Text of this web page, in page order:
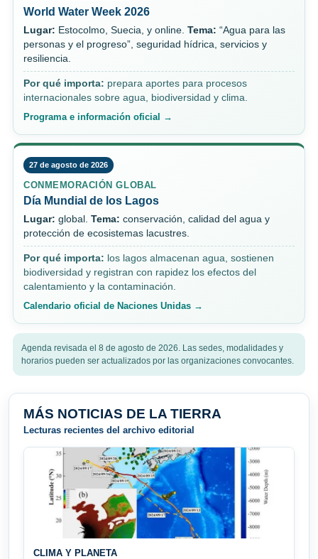
World Water Week 2026
Lugar: Estocolmo, Suecia, y online. Tema: “Agua para las
personas y el progreso”, seguridad hídrica, servicios y
resiliencia.
Por qué importa: prepara aportes para procesos
internacionales sobre agua, biodiversidad y clima.
Programa e información oficial →
27 de agosto de 2026
CONMEMORACIÓN GLOBAL
Día Mundial de los Lagos
Lugar: global. Tema: conservación, calidad del agua y
protección de ecosistemas lacustres.
Por qué importa: los lagos almacenan agua, sostienen
biodiversidad y registran con rapidez los efectos del
calentamiento y la contaminación.
Calendario oficial de Naciones Unidas →
Agenda revisada el 8 de agosto de 2026. Las sedes, modalidades y
horarios pueden ser actualizados por las organizaciones convocantes.
MÁS NOTICIAS DE LA TIERRA
Lecturas recientes del archivo editorial
CLIMA Y PLANETA